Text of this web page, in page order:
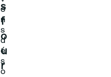
s
f
o
u
r
o
n
s
d
é
s
o